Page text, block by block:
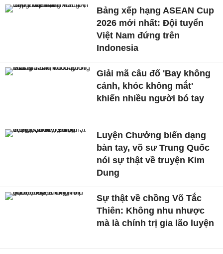
Bảng xếp hạng ASEAN Cup
2026 mới nhất: Đội tuyển
Việt Nam đứng trên
Indonesia
Giải mã câu đố 'Bay không
cánh, khóc không mắt'
khiến nhiều người bó tay
Luyện Chưởng biến dạng
bàn tay, võ sư Trung Quốc
nói sự thật về truyện Kim
Dung
Sự thật về chồng Võ Tắc
Thiên: Không nhu nhược
mà là chính trị gia lão luyện